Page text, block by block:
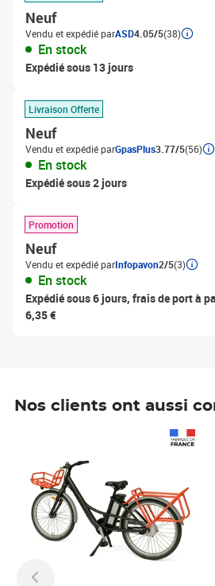
Neuf
Vendu et expédié parASD4.05/5(38)
En stock
Expédié sous 13 jours
Livraison Offerte
Neuf
Vendu et expédié parGpasPlus3.77/5(56)
En stock
Expédié sous 2 jours
Promotion
Neuf
Vendu et expédié parInfopavon2/5(3)
En stock
Expédié sous 6 jours, frais de port à
6,35 €
Nos clients ont aussi